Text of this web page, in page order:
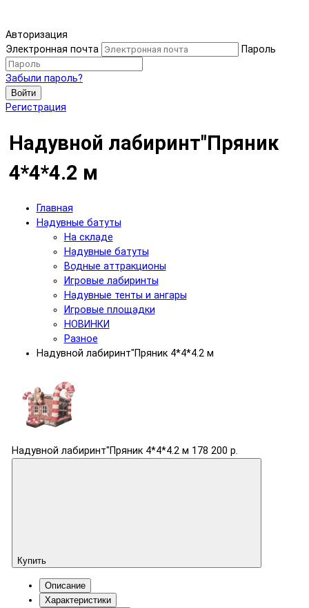
Авторизация
Электронная почта
Пароль
Забыли пароль?
Войти
Регистрация
Надувной лабиринт"Пряник
4*4*4.2 м
Главная
Надувные батуты
На складе
Надувные батуты
Водные аттракционы
Игровые лабиринты
Надувные тенты и ангары
Игровые площадки
НОВИНКИ
Разное
Надувной лабиринт"Пряник 4*4*4.2 м
Надувной лабиринт"Пряник 4*4*4.2 м 178 200 р.
Купить
Описание
Характеристики